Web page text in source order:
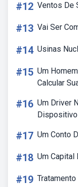
#12 Ventos De
#13 Vai Ser
#14 Usinas
#15 Um
Calcular
#16 Um Driver
Dispositivo
#17 Um Conto
#18 Um
#19